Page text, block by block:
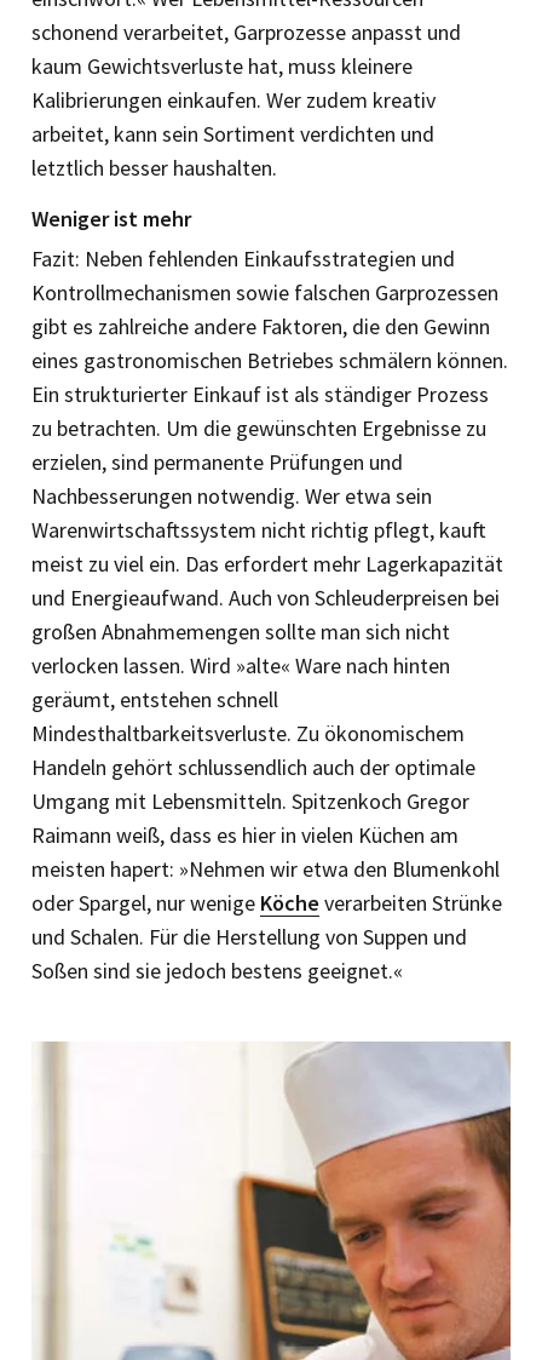
schonend verarbeitet, Garprozesse anpasst und
kaum Gewichtsverluste hat, muss kleinere
Kalibrierungen einkaufen. Wer zudem kreativ
arbeitet, kann sein Sortiment verdichten und
letztlich besser haushalten.
Weniger ist mehr
Fazit: Neben fehlenden Einkaufsstrategien und
Kontrollmechanismen sowie falschen Garprozessen
gibt es zahlreiche andere Faktoren, die den Gewinn
eines gastronomischen Betriebes schmälern können.
Ein strukturierter Einkauf ist als ständiger Prozess
zu betrachten. Um die gewünschten Ergebnisse zu
erzielen, sind permanente Prüfungen und
Nachbesserungen notwendig. Wer etwa sein
Warenwirtschaftssystem nicht richtig pflegt, kauft
meist zu viel ein. Das erfordert mehr Lagerkapazität
und Energieaufwand. Auch von Schleuderpreisen bei
großen Abnahmemengen sollte man sich nicht
verlocken lassen. Wird »alte« Ware nach hinten
geräumt, entstehen schnell
Mindesthaltbarkeitsverluste. Zu ökonomischem
Handeln gehört schlussendlich auch der optimale
Umgang mit Lebensmitteln. Spitzenkoch Gregor
Raimann weiß, dass es hier in vielen Küchen am
meisten hapert: »Nehmen wir etwa den Blumenkohl
oder Spargel, nur wenige Köche verarbeiten Strünke
und Schalen. Für die Herstellung von Suppen und
Soßen sind sie jedoch bestens geeignet.«